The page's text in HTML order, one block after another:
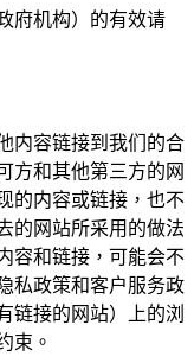
府机构）的有效请
内容链接到我们的合
方和其他第三方的网
的内容或链接，也不
的网站所采用的做法
容和链接，可能会不
私政策和客户服务政
链接的网站）上的浏
束。